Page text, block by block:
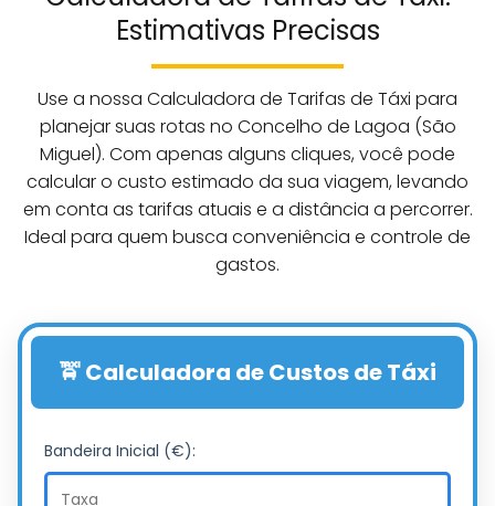
Estimativas Precisas
Use a nossa Calculadora de Tarifas de Táxi para
planejar suas rotas no Concelho de Lagoa (São
Miguel). Com apenas alguns cliques, você pode
calcular o custo estimado da sua viagem, levando
em conta as tarifas atuais e a distância a percorrer.
Ideal para quem busca conveniência e controle de
gastos.
🚖 Calculadora de Custos de Táxi
Bandeira Inicial (€):